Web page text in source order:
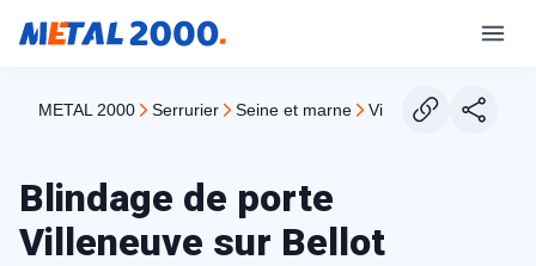
METAL 2000 serrurier seine et marne villeneuve sur bellot
Blindage de porte
Villeneuve sur Bellot